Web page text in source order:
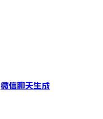
微信聊天生成